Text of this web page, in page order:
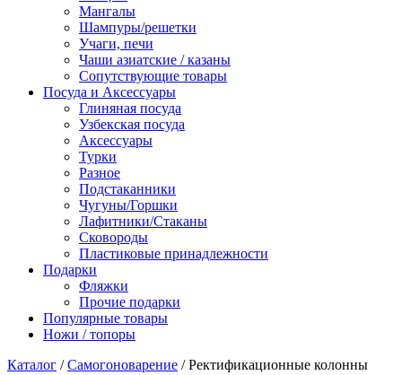
Мангалы
Шампуры/решетки
Учаги, печи
Чаши азиатские / казаны
Сопутствующие товары
Посуда и Аксессуары
Глиняная посуда
Узбекская посуда
Аксессуары
Турки
Разное
Подстаканники
Чугуны/Горшки
Лафитники/Стаканы
Сковороды
Пластиковые принадлежности
Подарки
Фляжки
Прочие подарки
Популярные товары
Ножи / топоры
Каталог /Самогоноварение / Ректификационные колонны